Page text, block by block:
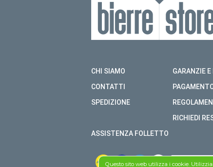
CHI SIAMO
CONTATTI
SPEDIZIONE
GARANZIE E
RICHIEDI
ASSISTENZA FOLLETTO
Questo sito web utilizza i cookie.